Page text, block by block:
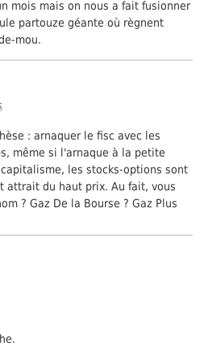
mois mais on nous a fait fusionner
partouze géante où règnent
mou.
: arnaquer le fisc avec les
même si l'arnaque à la petite
les stocks-options sont
attrait du haut prix. Au fait, vous
? Gaz De la Bourse ? Gaz Plus